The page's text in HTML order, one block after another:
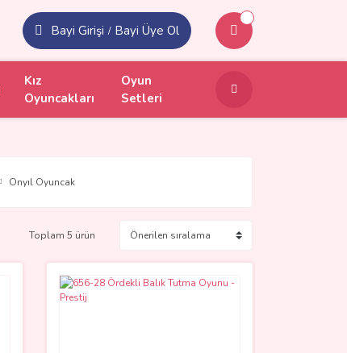
Bayi Girişi / Bayi Üye Ol
Kız
Oyuncakları
Oyun
Setleri
Onyıl Oyuncak
Toplam 5 ürün